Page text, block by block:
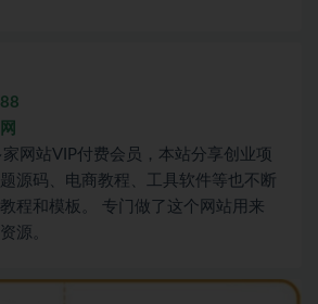
网站VIP付费会员，本站分享创业项
源码、电商教程、工具软件等也不断
程和模板。 专门做了这个网站用来
源。